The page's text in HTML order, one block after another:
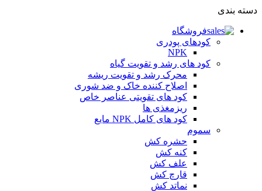
دسته بندی
فروشگاه
کودهای پودری
NPK
کود های رشد و تقویت گیاه
محرک رشد و تقویت ریشه
اصلاح کننده خاک و ضد شوری
کود های تقویتی عناصر خاص
ریزمغذی ها
کود های کامل NPK مایع
سموم
حشره کش
کنه کش
علف کش
قارچ کش
نماتد کش